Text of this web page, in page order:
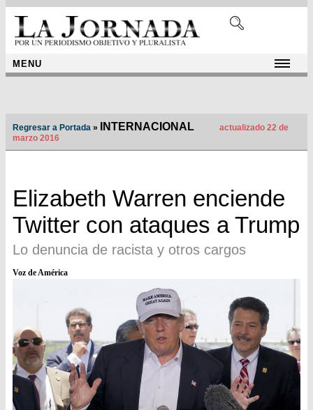
MENU
Regresar a Portada » INTERNACIONAL
actualizado 22 de
marzo 2016
Elizabeth Warren enciende
Twitter con ataques a Trump
Lo denuncia de racista y otros cargos
Voz de América